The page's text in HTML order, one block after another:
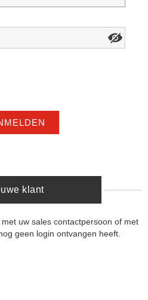
klant
uw sales contactpersoon of met
geen login ontvangen heeft.